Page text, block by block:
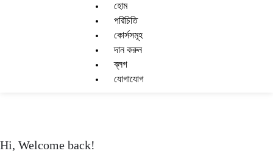
হোম
পরিচিতি
কোর্সসমূহ
দান করুন
ব্লগ
যোগাযোগ
Hi, Welcome back!